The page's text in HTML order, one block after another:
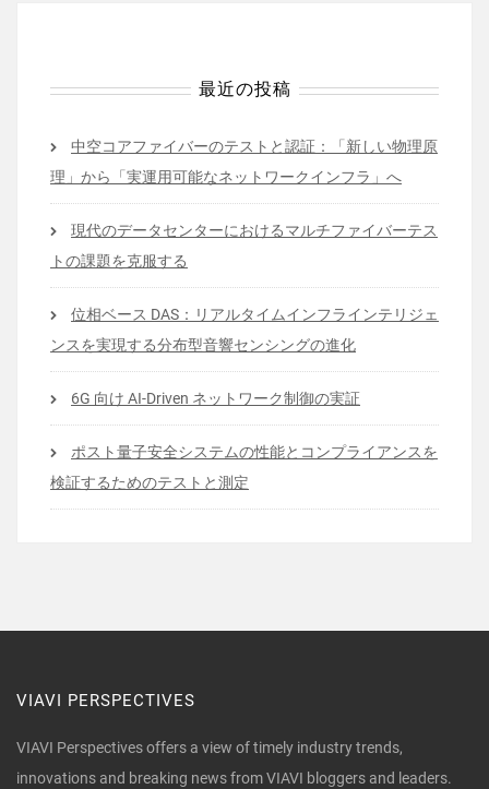
最近の投稿
中空コアファイバーのテストと認証：「新しい物理原
理」から「実運用可能なネットワークインフラ」へ
現代のデータセンターにおけるマルチファイバーテス
トの課題を克服する
位相ベース DAS：リアルタイムインフラインテリジェ
ンスを実現する分布型音響センシングの進化
6G 向け AI-Driven ネットワーク制御の実証
ポスト量子安全システムの性能とコンプライアンスを
検証するためのテストと測定
VIAVI PERSPECTIVES
VIAVI Perspectives offers a view of timely industry trends,
innovations and breaking news from VIAVI bloggers and leaders.